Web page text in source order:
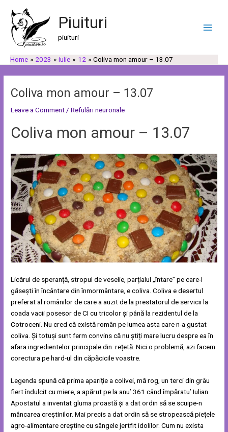
content
Piuituri
piuituri
Menu
Home 2023 iulie 12 Coliva mon amour – 13.07
Coliva mon amour – 13.07
Leave a Comment/Refulări neuronale
Coliva mon amour – 13.07
Licărul de speranță, stropul de veselie, parțialul „întare” pe care-l
găsești în încântare din înmormântare, e coliva. Coliva e desertul
preferat al românilor de care a auzit de la prestatorul de servicii la
coada vacii posesor de CI cu tricolor și până la rezidentul de la
Cotroceni. Nu cred că există român pe lumea asta care n-a gustat
coliva. Și totuși sunt ferm convins că nu știți mare lucru despre ea în
afara ingredientelor principale din rețetă. Nici o problemă, azi facem
corectura pe hard-ul din căpăcicile voastre.
Legenda spună că prima apariție a colivei, mă rog, un terci din grâu
fiert îndulcit cu miere, a apărut pe la anu’ 361 când împăratu’ Iulian
Apostatul a inventat gluma proastă și a dat ordin să se scuipe-n
mâncarea creștinilor. Mai precis a dat ordin să se stropească piețele
agro-alimentare creștine cu sângele jertfit idolilor. Cum nu exista
navigation
a
u
ă
a
t
g
o
r